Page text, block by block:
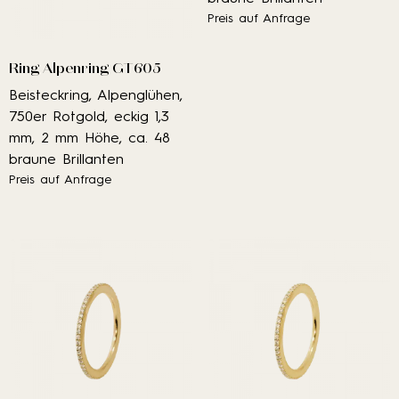
Ring Alpenring GT605
Beisteckring, Alpenglühen,
750er Rotgold, eckig 1,3
mm, 2 mm Höhe, ca. 48
braune Brillanten
Preis auf Anfrage
Preis auf Anfrage